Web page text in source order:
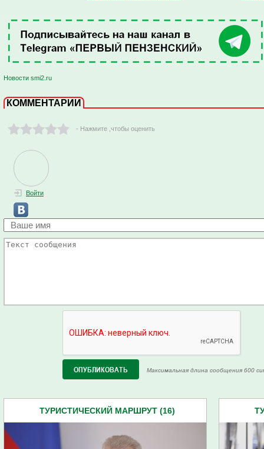
Новости smi2.ru
КОММЕНТАРИИ
- Нажмите ,чтобы оценить
Войти
Максимальная длина сообщения 600
ТУРИСТИЧЕСКИЙ МАРШРУТ (16)